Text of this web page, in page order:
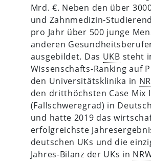
Mrd. €. Neben den über
und Zahnmedizin-
pro Jahr über 500 junge
anderen
ausgebildet. Das UKB steht
Wissenschafts-Ranking auf
den Universitätsklinika in
den dritthöchsten Case Mix
(Fallschweregrad) in
und hatte 2019 das
erfolgreichste
deutschen UKs und die
Jahres-Bilanz der UKs in